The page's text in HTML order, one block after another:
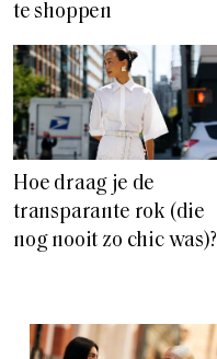
te shoppen
Hoe draag je de
transparante rok (die
nog nooit zo chic was)?